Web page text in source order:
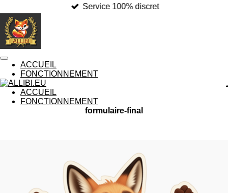
au
contenu
principal
Service 100% discret
ACCUEIL
FONCTIONNEMENT
.
ACCUEIL
FONCTIONNEMENT
formulaire-final